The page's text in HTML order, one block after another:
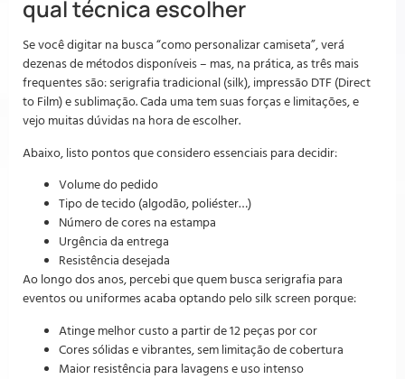
qual técnica escolher
Se você digitar na busca “como personalizar camiseta”, verá
dezenas de métodos disponíveis – mas, na prática, as três mais
frequentes são: serigrafia tradicional (silk), impressão DTF (Direct
to Film) e sublimação. Cada uma tem suas forças e limitações, e
vejo muitas dúvidas na hora de escolher.
Abaixo, listo pontos que considero essenciais para decidir:
Volume do pedido
Tipo de tecido (algodão, poliéster…)
Número de cores na estampa
Urgência da entrega
Resistência desejada
Ao longo dos anos, percebi que quem busca serigrafia para
eventos ou uniformes acaba optando pelo silk screen porque:
Atinge melhor custo a partir de 12 peças por cor
Cores sólidas e vibrantes, sem limitação de cobertura
Maior resistência para lavagens e uso intenso